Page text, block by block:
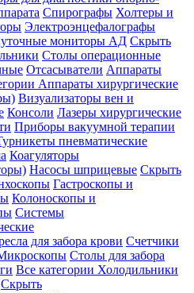
Спирографы Холтеры и
Электроэнцефалографы
мониторы АД Скрыть
Столы операционные
Отсасыватели Аппараты
Аппараты хирургические
Визуализаторы вен и
Консоли Лазеры хирургические
Приборы вакуумной терапии
пневматические
Коагуляторы
Насосы шприцевые Скрыть
Гастроскопы и
Колоноскопы и
Системы
для забора крови Счетчики
Столы для забора
Все категории Холодильники
Скрыть